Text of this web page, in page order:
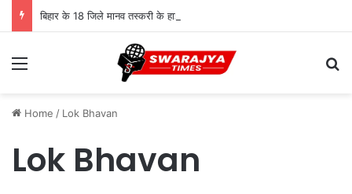
Menu
Home / Lok Bhavan
Lok Bhavan